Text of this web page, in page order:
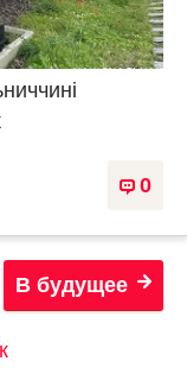
0
В будущее